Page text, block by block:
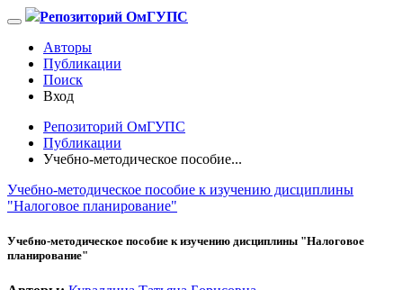
Репозиторий ОмГУПС
Авторы
Публикации
Поиск
Вход
Репозиторий ОмГУПС
Публикации
Учебно-методическое пособие...
Учебно-методическое пособие к изучению дисциплины
"Налоговое планирование"
Учебно-методическое пособие к изучению дисциплины "Налоговое
планирование"